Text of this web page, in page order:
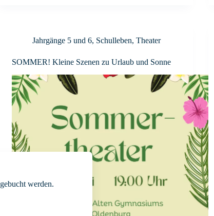
gebucht werden.
Jahrgänge 5 und 6, Schulleben,Theater
SOMMER! Kleine Szenen zu Urlaub und Sonne